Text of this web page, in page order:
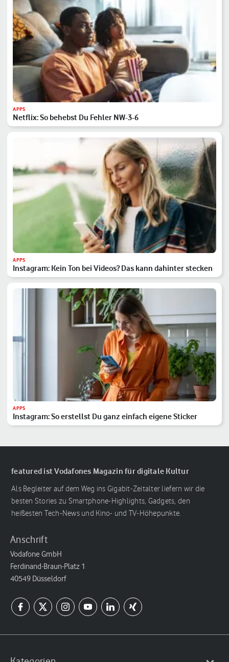
APPS
Netflix: So behebst Du Fehler NW-3-6
APPS
Instagram: Kein Ton bei Videos? Das kann dahinter stecken
APPS
Instagram: So erstellst Du ganz einfach eigene Sticker
featured ist Vodafones Magazin für digitale Kultur
Als Begleiter auf dem Weg ins Gigabit-Zeitalter liefern wir die
besten Stories zu Smartphone-Highlights, Gadgets, den
heißesten Tech-News und Kino- und TV-Höhepunkte.
Anschrift
Vodafone GmbH
Ferdinand-Braun-Platz 1
40549 Düsseldorf